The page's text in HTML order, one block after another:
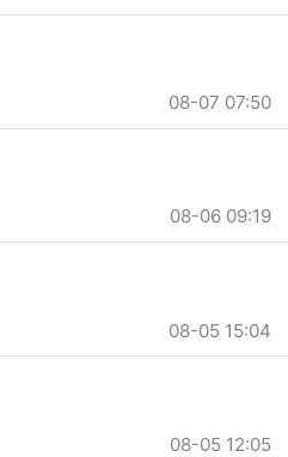
08-07 07:50
08-06 09:19
08-05 15:04
08-05 12:05